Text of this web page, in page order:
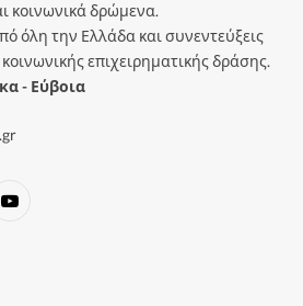
κοινωνικά δρώμενα.
όλη την Ελλάδα και συνεντεύξεις
επιχειρηματικής δράσης.
- Εύβοια
YouTube